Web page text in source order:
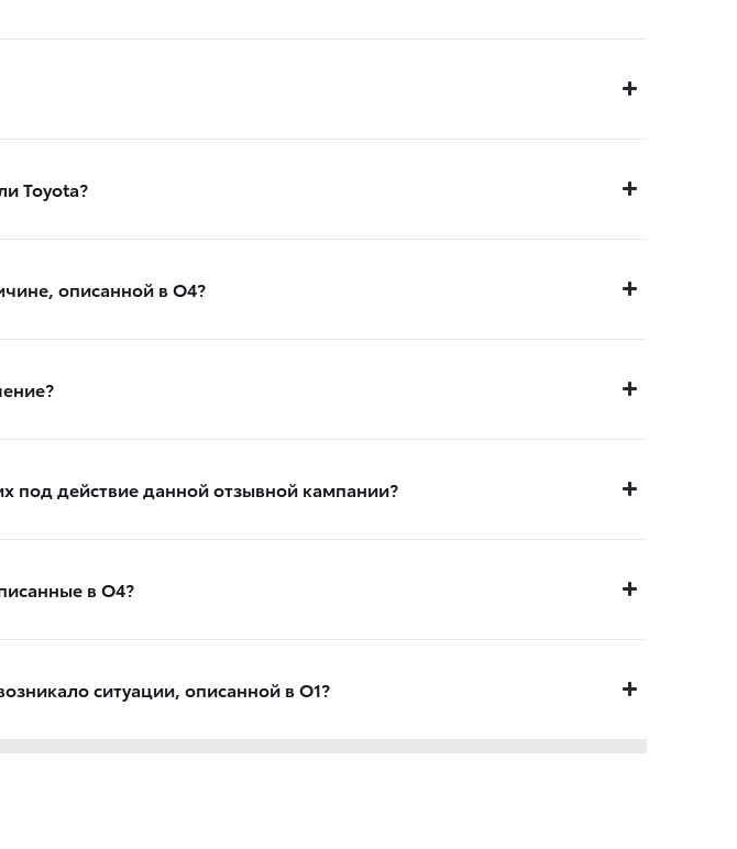
Toyota?
описанной в О4?
под действие данной отзывной кампании?
в О4?
ситуации, описанной в О1?